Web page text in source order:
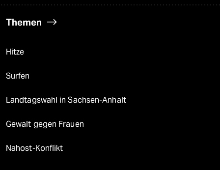
Themen
Hitze
Surfen
Landtagswahl in Sachsen-Anhalt
Gewalt gegen Frauen
Nahost-Konflikt